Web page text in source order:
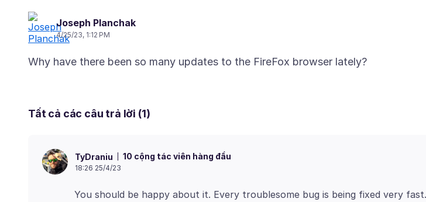
Joseph Planchak
4/25/23, 1:12 PM
Tất cả các câu trả lời (1)
TyDraniu 10 cộng tác viên hàng đầu
18:26 25/4/23